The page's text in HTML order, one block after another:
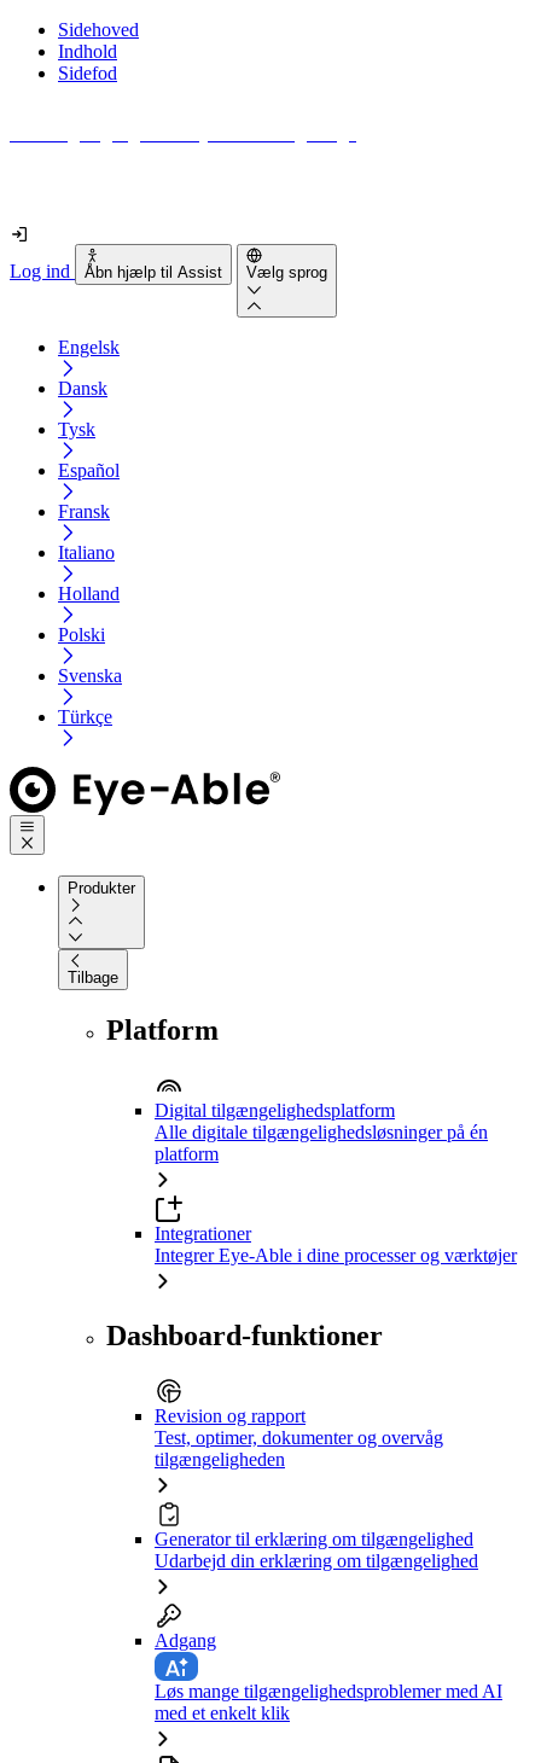
Sidehoved
Indhold
Sidefod
Log ind Åbn hjælp til Assist Vælg sprog
Engelsk
Dansk
Tysk
Español
Fransk
Italiano
Holland
Polski
Svenska
Türkçe
Produkter
Tilbage
Platform
Digital tilgængelighedsplatform
Alle digitale tilgængelighedsløsninger på én
platform
Integrationer
Integrer Eye-Able i dine processer og værktøjer
Dashboard-funktioner
Revision og rapport
Test, optimer, dokumenter og overvåg
tilgængeligheden
Generator til erklæring om tilgængelighed
Udarbejd din erklæring om tilgængelighed
Adgang
Løs mange tilgængelighedsproblemer med AI
med et enkelt klik